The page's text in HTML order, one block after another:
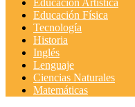
Educación Artística
Educación Física
Tecnología
Historia
Inglés
Lenguaje
Ciencias Naturales
Matemáticas